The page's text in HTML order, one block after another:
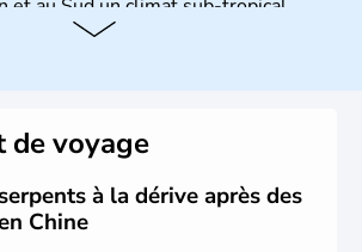
et au Sud un climat sub-tropical.
Qing a été la dernière à régner
de l'opium lorsque la Chine s'est
nation et a retrouvé son indépendance
pays en matière d'inventions avant-
a été la première utilisatrice du papier,
de voyage
à la dérive après des
Chine